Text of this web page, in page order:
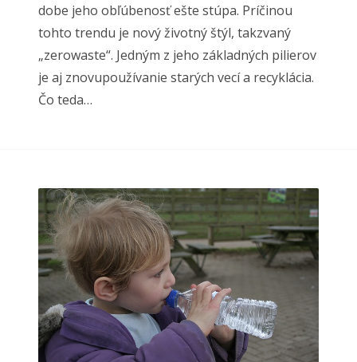
dobe jeho obľúbenosť ešte stúpa. Príčinou
tohto trendu je nový životný štýl, takzvaný
„zerowaste“. Jedným z jeho základných pilierov
je aj znovupoužívanie starých vecí a recyklácia.
Čo teda…